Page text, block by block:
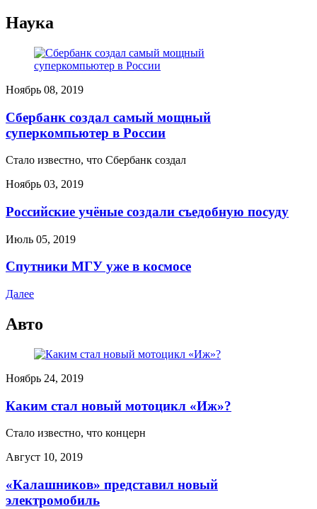
Наука
Ноябрь 08, 2019
Сбербанк создал самый мощный
суперкомпьютер в России
Стало известно, что Сбербанк создал
Ноябрь 03, 2019
Российские учёные создали съедобную посуду
Июль 05, 2019
Спутники МГУ уже в космосе
Далее
Авто
Ноябрь 24, 2019
Каким стал новый мотоцикл «Иж»?
Стало известно, что концерн
Август 10, 2019
«Калашников» представил новый
электромобиль